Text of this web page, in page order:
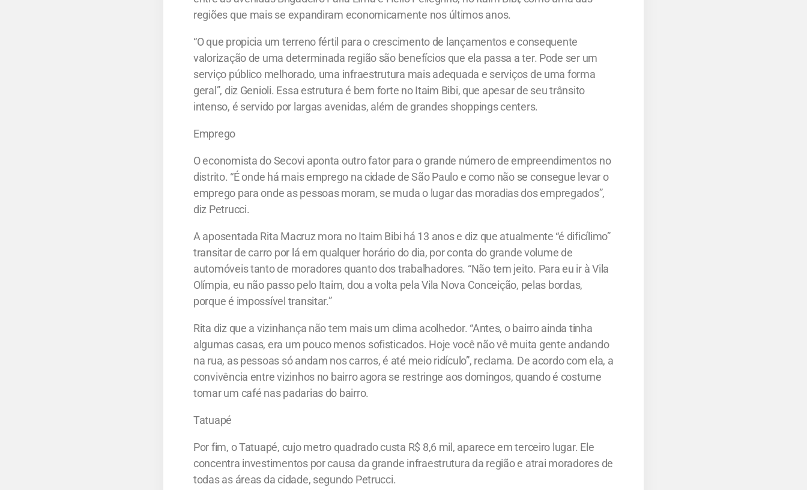
regiões que mais se expandiram economicamente nos últimos anos.
“O que propicia um terreno fértil para o crescimento de lançamentos e consequente
valorização de uma determinada região são benefícios que ela passa a ter. Pode ser um
serviço público melhorado, uma infraestrutura mais adequada e serviços de uma forma
geral”, diz Genioli. Essa estrutura é bem forte no Itaim Bibi, que apesar de seu trânsito
intenso, é servido por largas avenidas, além de grandes shoppings centers.
Emprego
O economista do Secovi aponta outro fator para o grande número de empreendimentos no
distrito. “É onde há mais emprego na cidade de São Paulo e como não se consegue levar o
emprego para onde as pessoas moram, se muda o lugar das moradias dos empregados”,
diz Petrucci.
A aposentada Rita Macruz mora no Itaim Bibi há 13 anos e diz que atualmente “é dificílimo”
transitar de carro por lá em qualquer horário do dia, por conta do grande volume de
automóveis tanto de moradores quanto dos trabalhadores. “Não tem jeito. Para eu ir à Vila
Olímpia, eu não passo pelo Itaim, dou a volta pela Vila Nova Conceição, pelas bordas,
porque é impossível transitar.”
Rita diz que a vizinhança não tem mais um clima acolhedor. “Antes, o bairro ainda tinha
algumas casas, era um pouco menos sofisticados. Hoje você não vê muita gente andando
na rua, as pessoas só andam nos carros, é até meio ridículo”, reclama. De acordo com ela, a
convivência entre vizinhos no bairro agora se restringe aos domingos, quando é costume
tomar um café nas padarias do bairro.
Tatuapé
Por fim, o Tatuapé, cujo metro quadrado custa R$ 8,6 mil, aparece em terceiro lugar. Ele
concentra investimentos por causa da grande infraestrutura da região e atrai moradores de
todas as áreas da cidade, segundo Petrucci.